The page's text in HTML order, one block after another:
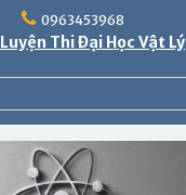
0963453968
Luyện Thi Đại Học Vật Lý